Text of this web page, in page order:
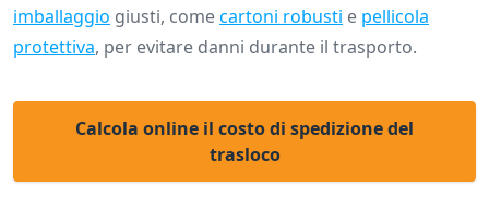
imballaggio giusti, comecartoni robusti e pellicola
protettiva, per evitare danni durante il trasporto.
Calcola online il costo di spedizione del
trasloco